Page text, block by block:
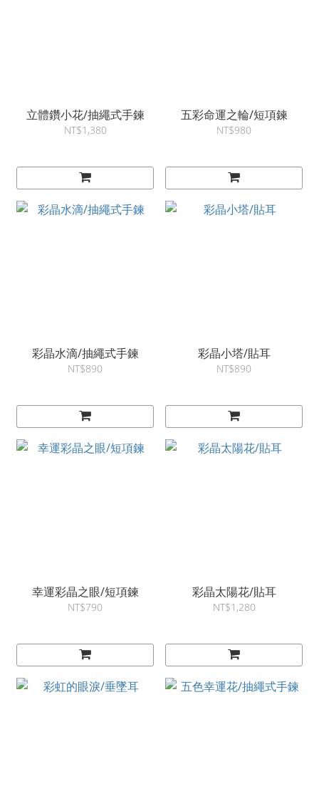
立體鑽小花/抽繩式手鍊
NT$1,380
五彩命運之輪/短項鍊
NT$980
彩晶水滴/抽繩式手鍊
NT$890
彩晶小塔/貼耳
NT$890
幸運彩晶之眼/短項鍊
NT$790
彩晶太陽花/貼耳
NT$1,280